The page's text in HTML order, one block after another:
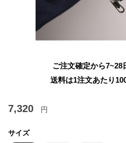
ご注文確定から7~28
送料は1注文あたり
7,320 円
サイズ